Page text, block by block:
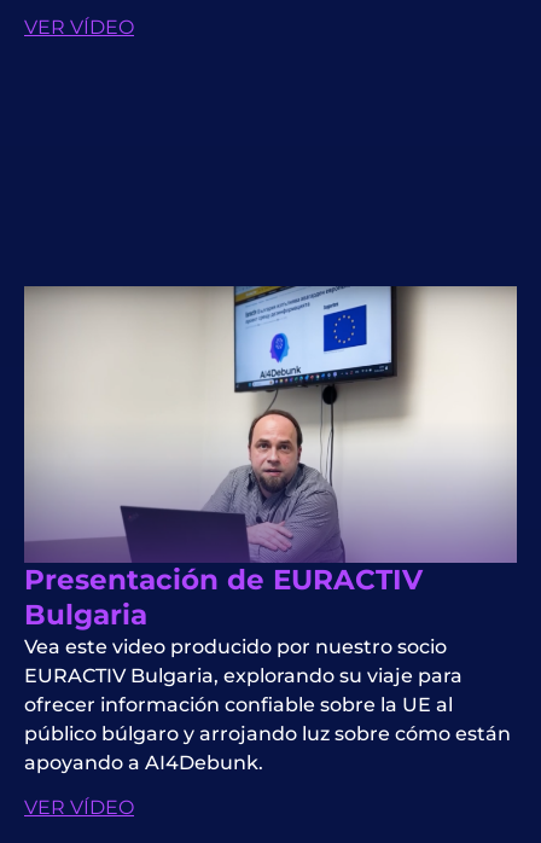
VER VÍDEO
Presentación de EURACTIV
Bulgaria
Vea este video producido por nuestro socio
EURACTIV Bulgaria, explorando su viaje para
ofrecer información confiable sobre la UE al
público búlgaro y arrojando luz sobre cómo están
apoyando a AI4Debunk.
VER VÍDEO